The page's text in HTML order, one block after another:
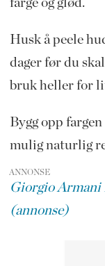
farge og glød.
Husk å peele
dager før du
bruk heller for
Bygg opp
mulig naturlig
ANNONSE
Giorgio Armani
(annonse)